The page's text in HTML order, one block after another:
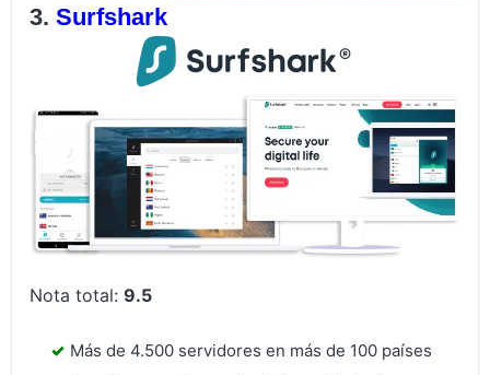
Surfshark
Nota total:9.5
Más de 4.500 servidores en más de 100 países